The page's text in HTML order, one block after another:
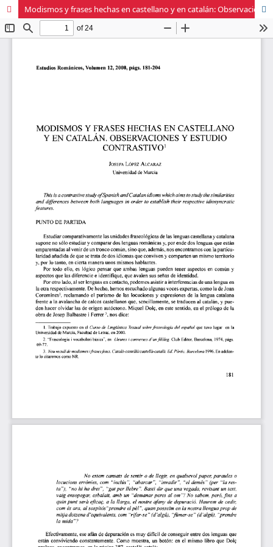
Modismos y frases hechas en castellano y en catalán: Observaciones y estudio contrastivo